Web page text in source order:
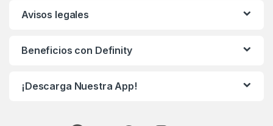
Avisos legales
Beneficios con Definity
¡Descarga Nuestra App!